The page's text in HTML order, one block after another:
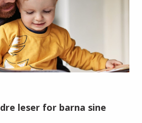
leser for barna sine